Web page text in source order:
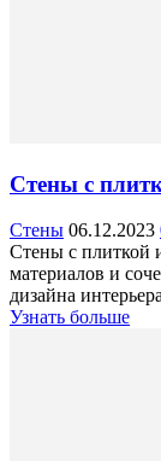
Стены с
Стены 06.12.2023
Стены с плиткой
материалов и
дизайна
Узнать больше